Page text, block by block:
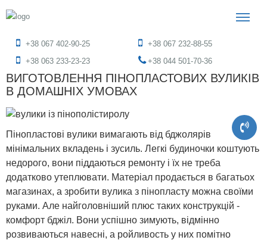
+38 067 402-90-25
+38 067 232-88-55
+38 063 233-23-23
+38 044 501-70-36
ВИГОТОВЛЕННЯ ПІНОПЛАСТОВИХ ВУЛИКІВ
В ДОМАШНІХ УМОВАХ
Пінопластові вулики вимагають від бджолярів
мінімальних вкладень і зусиль. Легкі будиночки коштують
недорого, вони піддаються ремонту і їх не треба
додатково утеплювати. Матеріал продається в багатьох
магазинах, а зробити вулика з пінопласту можна своїми
руками. Але найголовніший плюс таких конструкцій -
комфорт бджіл. Вони успішно зимують, відмінно
розвиваються навесні, а ройливость у них помітно